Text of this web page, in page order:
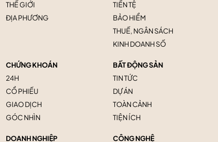
THẾ GIỚI
ĐỊA PHƯƠNG
TIỀN TỆ
BẢO HIỂM
THUẾ, NGÂN SÁCH
KINH DOANH SỐ
CHỨNG KHOÁN
24H
CỔ PHIẾU
GIAO DỊCH
GÓC NHÌN
BẤT ĐỘNG SẢN
TIN TỨC
DỰ ÁN
TOÀN CẢNH
TIỆN ÍCH
DOANH NGHIỆP CÔNG NGHỆ